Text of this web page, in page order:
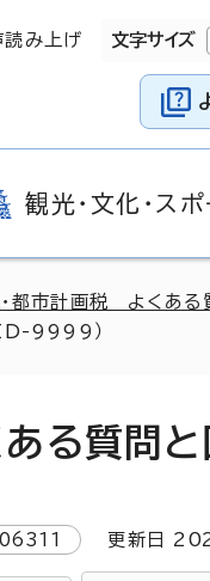
読み上げ 文字サイズ
観光・文化・ス
都市計画税 よくある
9999）
る質問
更新日